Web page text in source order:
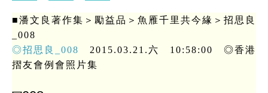
■潘文良著作集＞勵益品＞魚雁千里共今緣＞招思良
_008
◎招思良_008
2015.03.21.六 10:58:00 ◎香港
摺友會例會照片集